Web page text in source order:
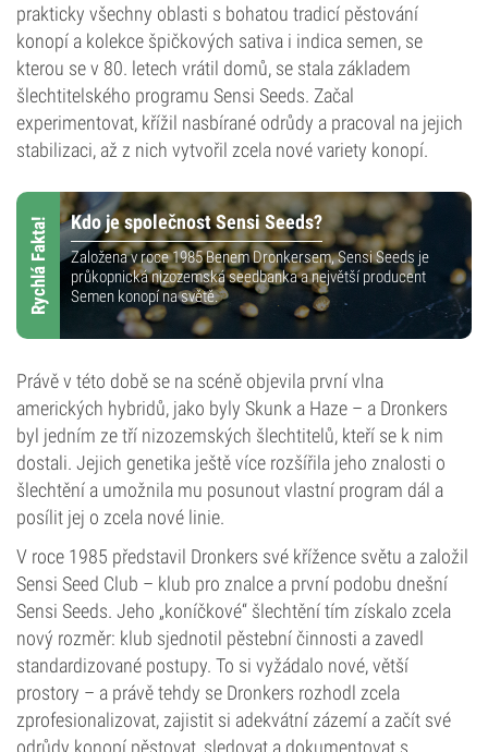
prakticky všechny oblasti s bohatou tradicí pěstování
konopí a kolekce špičkových sativa i indica semen, se
kterou se v 80. letech vrátil domů, se stala základem
šlechtitelského programu Sensi Seeds. Začal
experimentovat, křížil nasbírané odrůdy a pracoval na jejich
stabilizaci, až z nich vytvořil zcela nové variety konopí.
Rychlá Fakta! Kdo je společnost Sensi Seeds?
Založena v roce 1985 Benem Dronkersem, Sensi Seeds je
průkopnická nizozemská seedbanka a největší producent
Semen konopí na světě.
Právě v této době se na scéně objevila první vlna
amerických hybridů, jako byly Skunk a Haze – a Dronkers
byl jedním ze tří nizozemských šlechtitelů, kteří se k nim
dostali. Jejich genetika ještě více rozšířila jeho znalosti o
šlechtění a umožnila mu posunout vlastní program dál a
posílit jej o zcela nové linie.
V roce 1985 představil Dronkers své křížence světu a založil
Sensi Seed Club – klub pro znalce a první podobu dnešní
Sensi Seeds. Jeho „koníčkové“ šlechtění tím získalo zcela
nový rozměr: klub sjednotil pěstební činnosti a zavedl
standardizované postupy. To si vyžádalo nové, větší
prostory – a právě tehdy se Dronkers rozhodl zcela
zprofesionalizovat, zajistit si adekvátní zázemí a začít své
odrůdy konopí pěstovat, sledovat a dokumentovat s